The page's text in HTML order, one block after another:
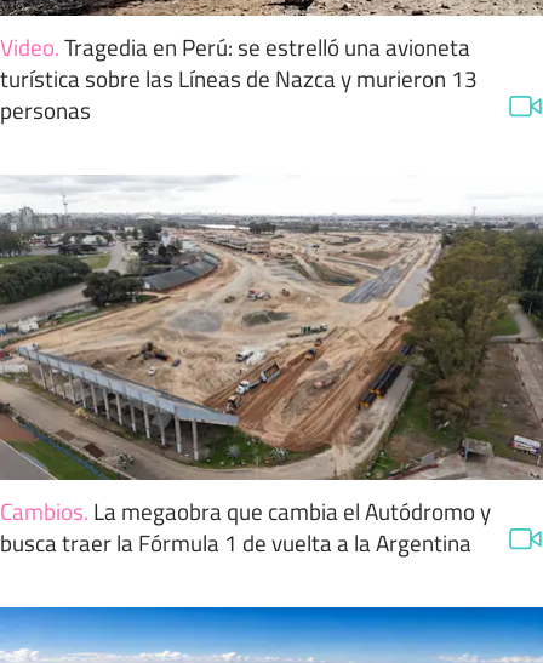
Video.Tragedia en Perú: se estrelló una avioneta
turística sobre las Líneas de Nazca y murieron 13
personas
Cambios. La megaobra que cambia el Autódromo y
busca traer la Fórmula 1 de vuelta a la Argentina